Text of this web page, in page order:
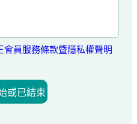
會員服務條款暨隱私權聲明
或已結束